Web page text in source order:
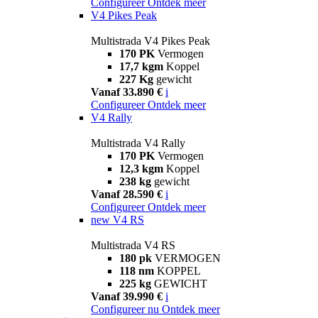
V4 Pikes Peak
Multistrada V4 Pikes Peak
170 PK Vermogen
17,7 kgm Koppel
227 Kg gewicht
Vanaf 33.890 € i
Configureer Ontdek meer
V4 Rally
Multistrada V4 Rally
170 PK Vermogen
12,3 kgm Koppel
238 kg gewicht
Vanaf 28.590 € i
Configureer Ontdek meer
new V4 RS
Multistrada V4 RS
180 pk VERMOGEN
118 nm KOPPEL
225 kg GEWICHT
Vanaf 39.990 € i
Configureer nu Ontdek meer